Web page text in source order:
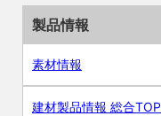
製品情報
素材情報
建材製品情報 総合TOP